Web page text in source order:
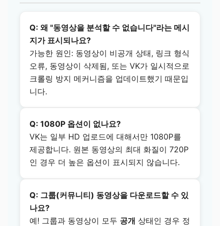
Q: 왜 "동영상을 분석할 수 없습니다"라는 메시
지가 표시되나요?
가능한 원인: 동영상이 비공개 상태, 링크 형식
오류, 동영상이 삭제됨, 또는 VK가 일시적으로
크롤링 방지 메커니즘을 업데이트했기 때문입
니다.
Q: 1080P 옵션이 없나요?
VK는 일부 HD 업로드에 대해서만 1080P를
제공합니다. 원본 동영상의 최대 화질이 720P
인 경우 더 높은 옵션이 표시되지 않습니다.
Q: 그룹(커뮤니티) 동영상을 다운로드할 수 있
나요?
예! 그룹과 동영상이 모두 공개 상태인 경우 정